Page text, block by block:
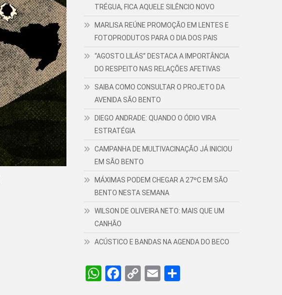
TRÉGUA, FICA AQUELE SILÊNCIO NOVO
MARLISA REÚNE PROMOÇÃO EM LENTES E
FOTOPRODUTOS PARA O DIA DOS PAIS
“AGOSTO LILÁS” DESTACA A IMPORTÂNCIA
DO RESPEITO NAS RELAÇÕES AFETIVAS
SAIBA COMO CONSULTAR O PROJETO DA
AVENIDA SÃO BENTO
DIEGO ANDRADE: QUANDO O ÓDIO VIRA
ESTRATÉGIA
CAMPANHA DE MULTIVACINAÇÃO JÁ INICIOU
EM SÃO BENTO
MÁXIMAS PODEM CHEGAR A 27ºC EM SÃO
BENTO NESTA SEMANA
WILSON DE OLIVEIRA NETO: MAIS QUE UM
CANHÃO
ACÚSTICO E BANDAS NA AGENDA DO BECO
WhatsApp
Facebook
CopyEmail